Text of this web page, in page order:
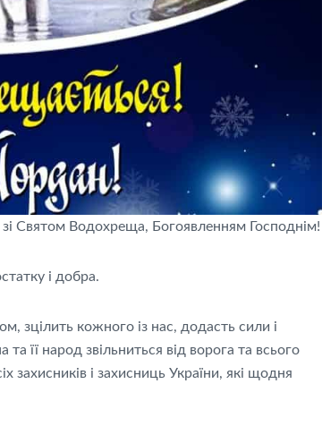
Святом Водохреща, Богоявленням Господнім!
і добра.
зцілить кожного із нас, додасть сили і
її народ звільниться від ворога та всього
захисників і захисниць України, які щодня